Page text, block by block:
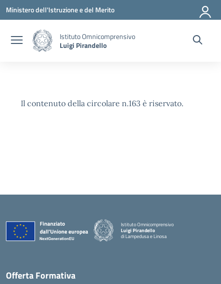
Vai ai contenuti
Vai al menu di navigazione
Vai al footer
Ministero dell'Istruzione e del Merito
Istituto Omnicomprensivo
Luigi Pirandello
Il contenuto della circolare n.163 è riservato.
Istituto Omnicomprensivo
Luigi Pirandello
di Lampedusa e Linosa
Offerta Formativa